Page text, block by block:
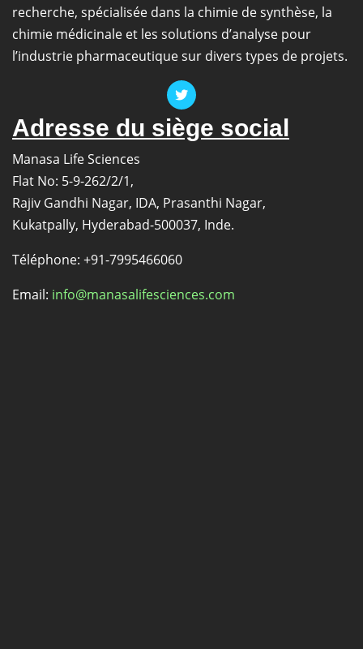
nitrophényl)-1,4-
dihydropyridine-
3,5-
dicarboxylate
recherche, spécialisée dans la chimie de synthèse, la
chimie médicinale et les solutions d’analyse pour
l’industrie pharmaceutique sur divers types de projets.
Adresse du siège social
Manasa Life Sciences
Flat No: 5-9-262/2/1,
Rajiv Gandhi Nagar, IDA, Prasanthi Nagar,
Kukatpally, Hyderabad-500037, Inde.
Téléphone: +91-7995466060
Email: info@manasalifesciences.com